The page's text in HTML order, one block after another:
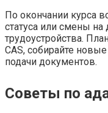
По окончании курса
статуса или смены
трудоустройства.
CAS, собирайте
подачи документов.
Советы по